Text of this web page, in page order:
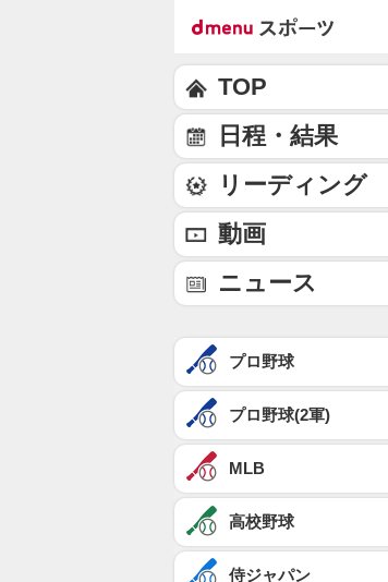
TOP
日程・結果
リーディング
動画
ニュース
プロ野球
プロ野球(2軍)
MLB
高校野球
侍ジャパン